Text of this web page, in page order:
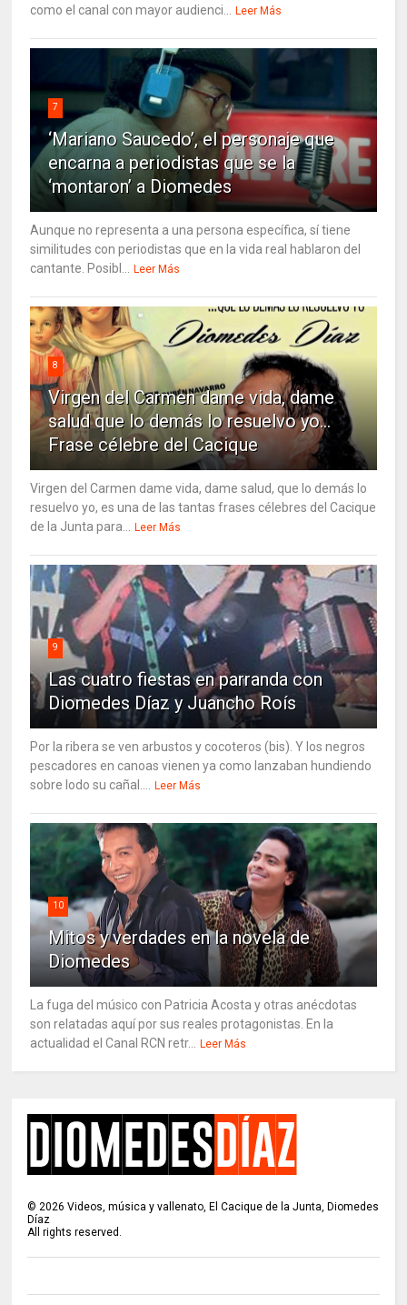
como el canal con mayor audienci... Leer Más
7
‘Mariano Saucedo’, el personaje que
encarna a periodistas que se la
‘montaron’ a Diomedes
Aunque no representa a una persona específica, sí tiene
similitudes con periodistas que en la vida real hablaron del
cantante. Posibl... Leer Más
8
Virgen del Carmen dame vida, dame
salud que lo demás lo resuelvo yo…
Frase célebre del Cacique
Virgen del Carmen dame vida, dame salud, que lo demás lo
resuelvo yo, es una de las tantas frases célebres del Cacique
de la Junta para... Leer Más
9
Las cuatro fiestas en parranda con
Diomedes Díaz y Juancho Roís
Por la ribera se ven arbustos y cocoteros (bis). Y los negros
pescadores en canoas vienen ya como lanzaban hundiendo
sobre lodo su cañal.... Leer Más
10
Mitos y verdades en la novela de
Diomedes
La fuga del músico con Patricia Acosta y otras anécdotas
son relatadas aquí por sus reales protagonistas. En la
actualidad el Canal RCN retr... Leer Más
©2026 Videos, música y vallenato, El Cacique de la Junta, Diomedes
Díaz
All rights reserved.